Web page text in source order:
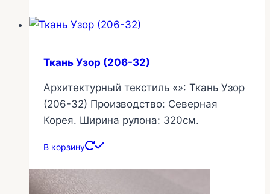
Ткань Узор (206-32)
Архитектурный текстиль «»: Ткань Узор
(206-32) Производство: Северная
Корея. Ширина рулона: 320см.
В корзину